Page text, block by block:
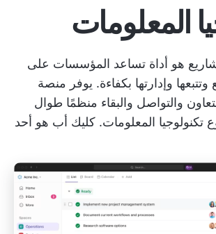
المعلومات
هو أداة تساعد المؤسسات على
وإدارتها بكفاءة. يوفر منصة
والتواصل والبقاء منظمًا طوال
المعلومات. كليك أب هو أحد